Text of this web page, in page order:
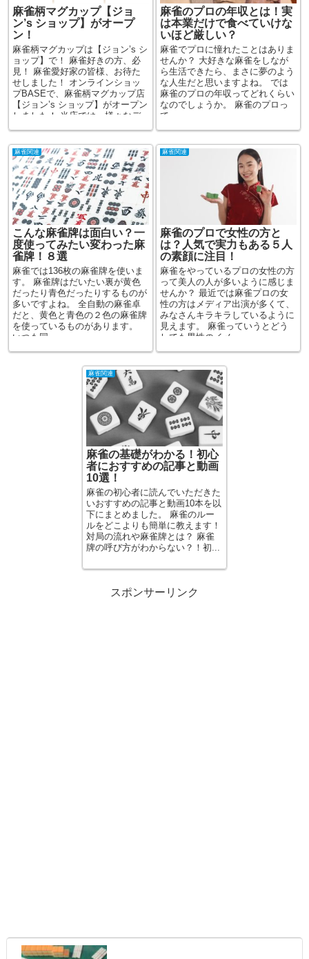
麻雀柄マグカップ【ジョ
ン’s ショップ】がオープ
ン！
麻雀柄マグカップは【ジョン’s シ
ョップ】で！ 麻雀好きの方、必
見！ 麻雀愛好家の皆様、お待た
せしました！ オンラインショッ
プBASEで、麻雀柄マグカップ店
【ジョン’s ショップ】がオープン
しました！ 当店では、様々なデ
麻雀のプロの年収とは！実
は本業だけで食べていけな
いほど厳しい？
麻雀でプロに憧れたことはありま
せんか？ 大好きな麻雀をしなが
ら生活できたら、まさに夢のよう
な人生だと思いますよね。 では
麻雀のプロの年収ってどれくらい
なのでしょうか。 麻雀のプロっ
て...
麻雀関連
こんな麻雀牌は面白い？一
度使ってみたい変わった麻
雀牌！８選
麻雀では136枚の麻雀牌を使いま
す。 麻雀牌はだいたい裏が黄色
だったり青色だったりするものが
多いですよね。 全自動の麻雀卓
だと、黄色と青色の２色の麻雀牌
を使っているものがあります。
いつも同...
麻雀関連
麻雀のプロで女性の方と
は？人気で実力もある５人
の素顔に注目！
麻雀をやっているプロの女性の方
って美人の人が多いように感じま
せんか？ 最近では麻雀プロの女
性の方はメディア出演が多くて、
みなさんキラキラしているように
見えます。 麻雀っていうとどう
しても男性のイメ...
麻雀関連
麻雀の基礎がわかる！初心
者におすすめの記事と動画
10選！
麻雀の初心者に読んでいただきた
いおすすめの記事と動画10本を以
下にまとめました。 麻雀のルー
ルをどこよりも簡単に教えます！
対局の流れや麻雀牌とは？ 麻雀
牌の呼び方がわからない？！初...
スポンサーリンク